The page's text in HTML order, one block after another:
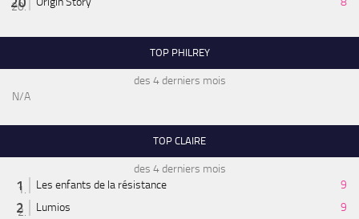
TOP PHILREY
des 4 derniers mois
N/A
TOP CLAIRE
des 4 derniers mois
Les enfants de la résistance
9
Lumios
9